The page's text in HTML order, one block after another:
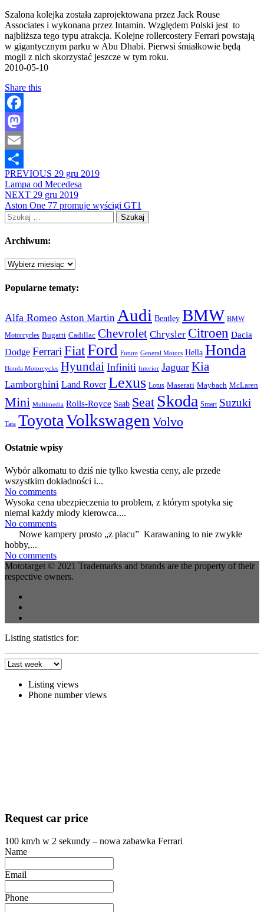
Szalona kolejka została zaprojektowana przez Jack Rouse
Associates i wykonana przez Intamin. Względem Polski jest to
najbliższa tego typu atrakcja. Kolejne rollercostery Ferrari powstają
w gigantycznym parku w Abu Dhabi. Pierwsi śmiałkowie będą
mogli z nich skorzystać jeszcze w tym roku.
2010-05-10
Share this
Facebook
Mastodon
Email
Share
PREVIOUS 29 gru 2019
Lampa od Mecedesa
NEXT 29 gru 2019
Aston One 77 promuje wyścigi GT1
Szukaj:
Archiwum:
Archiwum:
Popularne tematy:
Alfa Romeo Aston Martin Audi Bentley BMW BMW
Motorcycles Bugatti Cadillac Chevrolet Chrysler Citroen Dacia
Dodge Ferrari FiatFord Future General Motors Hella Honda
Honda Motorcycles Hyundai Infiniti Interior Jaguar Kia
Lamborghini Land Rover Lexus Lotus Maserati Maybach McLaren
Mini Multimedia Rolls-Royce Saab Seat Skoda Smart Suzuki
Tata ToyotaVolkswagen Volvo
Ostatnie wpisy
Wybór alkomatu to dziś nie tylko kwestia ceny, ale przede
wszystkim dokładności i...
No comments
Wysoka cena ubezpieczenia to problem, z którym spotyka się
niemal każdy młody kierowca....
No comments
Nowe kampery prosto „z placu” Karawaning to nie zwykłe
hobby,...
No comments
Mototarget © 2021 Trademarks and brands are the property of their
respective owners.
Listing statistics for:
Listing views
Phone number views
Request car price
100 km/h w 2 sekundy – nowa zabawka Ferrari
Name
Email
Phone